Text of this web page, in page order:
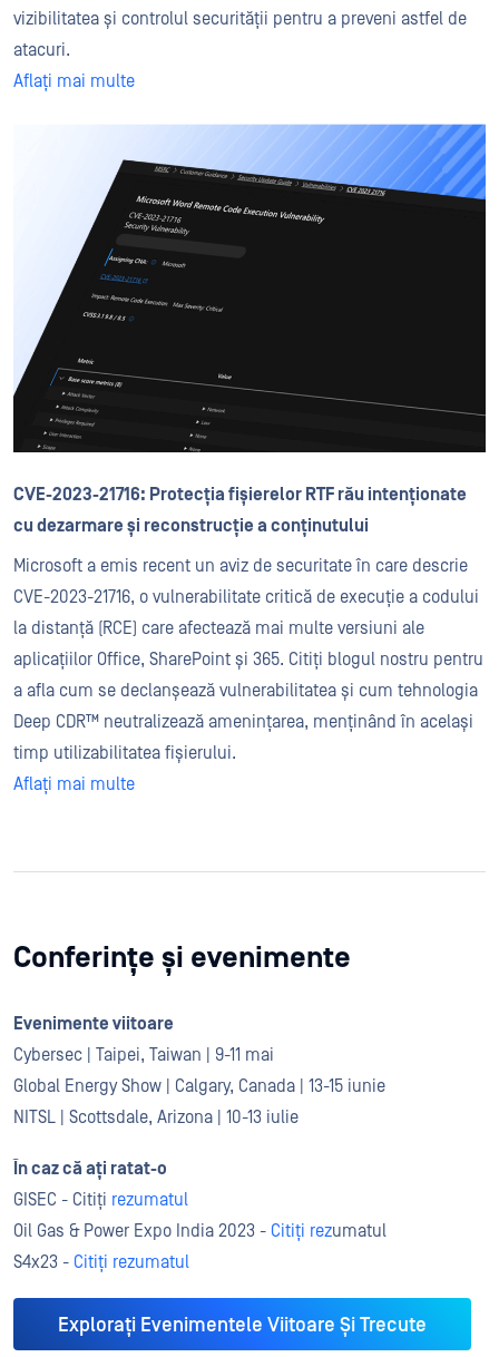
vizibilitatea și controlul securității pentru a preveni astfel de
atacuri.
Aflați mai multe
CVE-2023-21716: Protecția fișierelor RTF rău intenționate
cu dezarmare și reconstrucție a conținutului
Microsoft a emis recent un aviz de securitate în care descrie
CVE-2023-21716, o vulnerabilitate critică de execuție a codului
la distanță (RCE) care afectează mai multe versiuni ale
aplicațiilor Office, SharePoint și 365. Citiți blogul nostru pentru
a afla cum se declanșează vulnerabilitatea și cum tehnologia
Deep CDR™ neutralizează amenințarea, menținând în același
timp utilizabilitatea fișierului.
Aflați mai multe
Conferințe și evenimente
Evenimente viitoare
Cybersec | Taipei, Taiwan | 9-11 mai
Global Energy Show | Calgary, Canada | 13-15 iunie
NITSL | Scottsdale, Arizona | 10-13 iulie
În caz că ați ratat-o
GISEC - Citiți rezumatul
Oil Gas & Power Expo India 2023 - Citiți rezumatul
S4x23 - Citiți rezumatul
Explorați Evenimentele Viitoare Și Trecute